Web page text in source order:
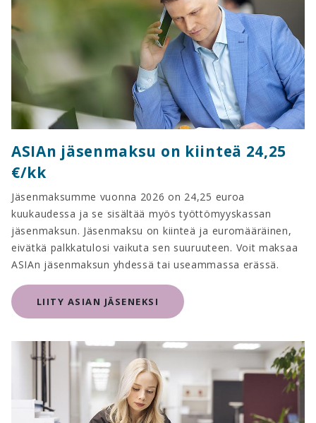
ASIAn jäsenmaksu on kiinteä 24,25
€/kk
Jäsenmaksumme vuonna 2026 on 24,25 euroa
kuukaudessa ja se sisältää myös työttömyyskassan
jäsenmaksun. Jäsenmaksu on kiinteä ja euromääräinen,
eivätkä palkkatulosi vaikuta sen suuruuteen. Voit maksaa
ASIAn jäsenmaksun yhdessä tai useammassa erässä.
LIITY ASIAN JÄSENEKSI